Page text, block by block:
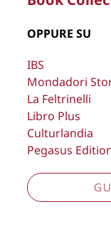
OPPURE SU
IBS
Mondadori
La Feltrinelli
Libro Plus
Culturlandia
Pegasus